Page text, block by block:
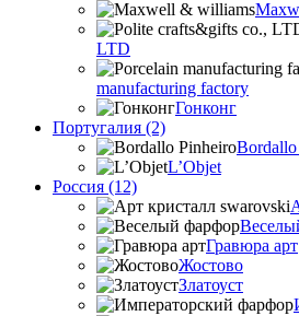
LTD
manufacturing factory
Гонконг
Португалия (2)
L’Objet
Россия (12)
Гравюра арт
Жостово
Златоуст